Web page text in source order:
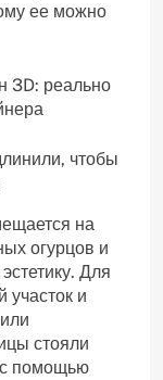
ее можно
чтобы
на
огурцов и
Для
участок и
стояли
помощью